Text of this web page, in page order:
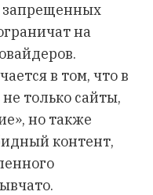
запрещенных
на
в том, что в
только сайты,
но также
контент,